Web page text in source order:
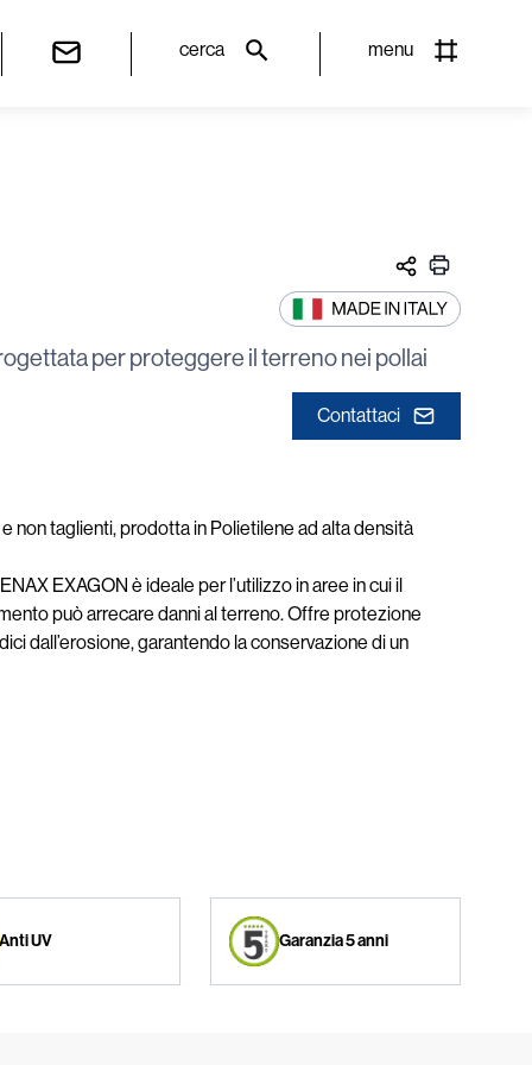
cerca menu
per proteggere il terreno nei pollai
Contattaci
non taglienti, prodotta in Polietilene ad alta densità
EXAGON è ideale per l’utilizzo in aree in cui il
può arrecare danni al terreno. Offre protezione
dall’erosione, garantendo la conservazione di un
Anti UV Garanzia 5 anni